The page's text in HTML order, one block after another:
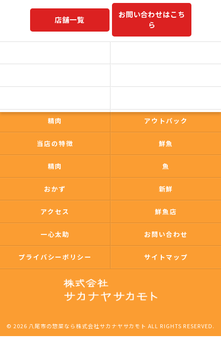
店舗一覧
お問い合わせはこち
ら
精肉 アウトパック
当店の特徴 鮮魚
精肉 魚
おかず 新鮮
アクセス 鮮魚店
一心太助 お問い合わせ
プライバシーポリシー サイトマップ
© 2026 八尾市の惣菜なら株式会社サカナヤサカモト ALL RIGHTS RESERVED.